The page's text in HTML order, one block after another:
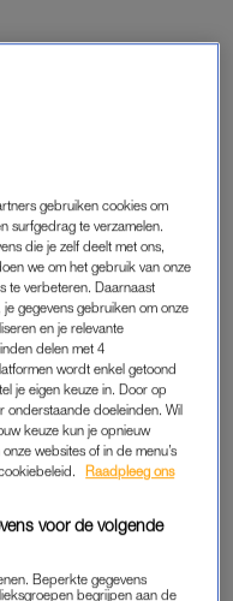
in april 2021. Als
in mijn buik, voegde
een prik Fyremadel in
11 ook nog iets dat
was het helemaal niet.
mentaal voelde ik me
voelen alsof ik de hele
totaal euforisch. Heerlijk,
anders, maar déze
– en mijn door PCOS
uitstekend. Het
tegenovergestelde. Na
periode aan waarin m’n
eerste terugplaatsing.
gebruiken cookies om
surfgedrag te verzamelen.
die je zelf deelt met ons,
we om het gebruik van onze
te verbeteren. Daarnaast
gegevens gebruiken om onze
en je relevante
delen met 4
wordt enkel getoond
je eigen keuze in. Door op
onderstaande doeleinden. Wil
keuze kun je opnieuw
websites of in de menu’s
Raadpleeg ons
voor de volgende
Beperkte gegevens
begrijpen aan de